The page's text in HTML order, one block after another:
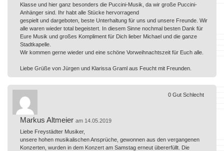
Klasse und hier ganz besonders die Puccini-Musik, da wir große Puccini-
Anhänger sind. Ihr habt alle Stücke hervorragend
gespielt und dargeboten, beste Unterhaltung für uns und unsere Freunde. Wir
alle waren wieder total begeistert. In diesem Sinne nochmal besten Dank für
Eure Musik und großes Kompliment für Dich lieber Michael und die ganze
Stadtkapelle.
Wir kommen gerne wieder und eine schöne Vorweihnachtszeit für Euch alle.
Liebe Grüße von Jürgen und Klarissa Graml aus Feucht mit Freunden.
Markus Altmeier am 14.05.2019
Liebe Freystädter Musiker,
unsere hohen musikalischen Ansprüche, gewonnen aus den vergangenen
Konzerten, wurden in dem Konzert am Samstag erneut übererfüllt. Die
0 Gut Schlecht